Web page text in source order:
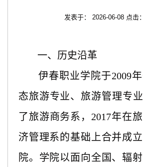
发表于： 2026-06-08 点击：
一、历史沿革
伊春职业学院于2009
态旅游专业、旅游管理专
了旅游商务系，2017年在
济管理系的基础上合并成
院。学院以面向全国、辐